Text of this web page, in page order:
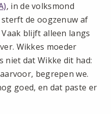
, in de volksmond
sterft de oogzenuw af
blijft alleen langs
Wikkes moeder
niet dat Wikke dit had:
begrepen we.
goed, en dat paste er